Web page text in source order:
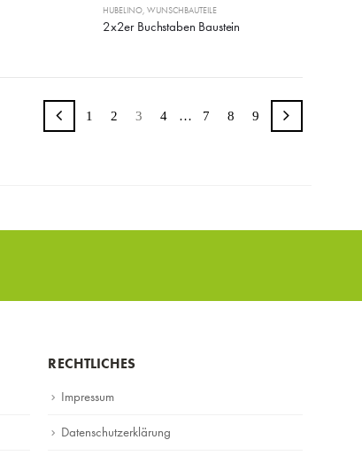
HUBELINO, WUNSCHBAUTEILE
2x2er Buchstaben Baustein
1 2 3 4 … 7 8 9
RECHTLICHES
Impressum
Datenschutzerklärung